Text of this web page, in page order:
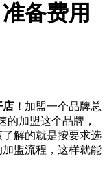
备费用
！ 加盟一个品牌总
的加盟这个品牌，
解的就是按要求选
盟流程，这样就能